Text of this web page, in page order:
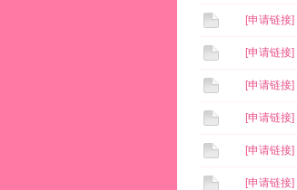
[申请链接]
[申请链接]
[申请链接]
[申请链接]
[申请链接]
[申请链接]